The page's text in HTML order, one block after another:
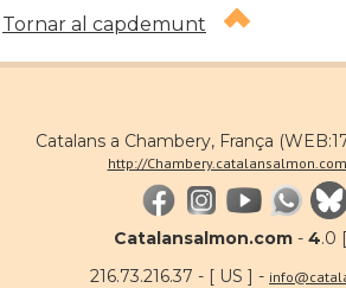
Tornar al capdemunt
Catalans a Chambery, França
http://Chambery.catalansalmon.com
Catalansalmon.com - 4.0 [
216.73.216.37 - [ US ] -